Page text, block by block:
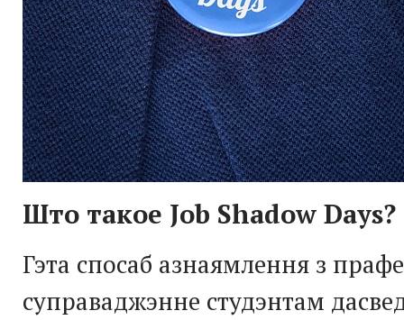
Што такое Job Shadow Days?
Гэта спосаб азнаямлення з
суправаджэнне студэнтам